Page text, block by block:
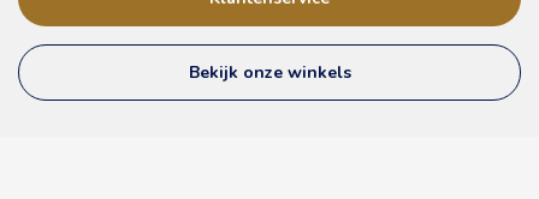
Bekijk onze winkels